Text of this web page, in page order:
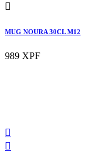

MUG NOURA 30CL M12
989 XPF

